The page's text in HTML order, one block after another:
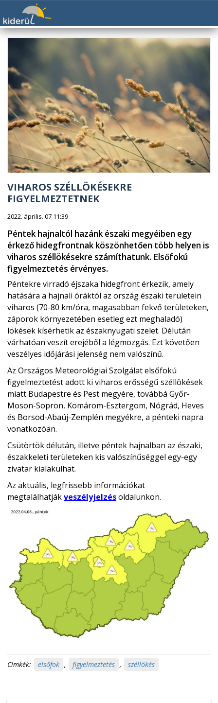
VIHAROS SZÉLLÖKÉSEKRE
FIGYELMEZTETNEK
2022. április. 07 11:39
Péntek hajnaltól hazánk északi megyéiben egy
érkező hidegfrontnak köszönhetően több helyen is
viharos széllökésekre számíthatunk. Elsőfokú
figyelmeztetés érvényes.
Péntekre virradó éjszaka hidegfront érkezik, amely
hatására a hajnali óráktól az ország északi területein
viharos (70-80 km/óra, magasabban fekvő területeken,
záporok környezetében esetleg ezt meghaladó)
lökések kísérhetik az északnyugati szelet. Délután
várhatóan veszít erejéből a légmozgás. Ezt követően
veszélyes időjárási jelenség nem valószínű.
Az Országos Meteorológiai Szolgálat elsőfokú
figyelmeztetést adott ki viharos erősségű széllökések
miatt Budapestre és Pest megyére, továbbá Győr-
Moson-Sopron, Komárom-Esztergom, Nógrád, Heves
és Borsod-Abaúj-Zemplén megyékre, a pénteki napra
vonatkozóan.
Csütörtök délután, illetve péntek hajnalban az északi,
északkeleti területeken kis valószínűséggel egy-egy
zivatar kialakulhat.
Az aktuális, legfrissebb információkat
megtalálhatjákveszélyjelzésoldalunkon.
Címkék: elsőfok , figyelmeztetés , széllökés